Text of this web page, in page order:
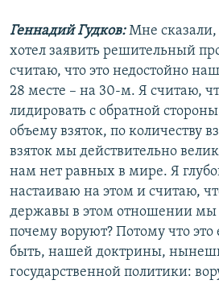
Геннадий Гудков:Мне сказали,
хотел заявить решительный
считаю, что это недостойно
28 месте – на 30-м. Я считаю,
лидировать с обратной
объему взяток, по количеству
взяток мы действительно
нам нет равных в мире. Я
настаиваю на этом и считаю,
державы в этом отношении мы
почему воруют? Потому что это
быть, нашей доктрины,
государственной политики: